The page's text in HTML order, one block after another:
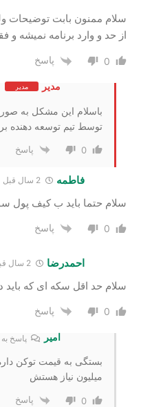
سلام ممنون بابت توضیحات
از حد و وارد برنامه نمیشه و
0 پاسخ
مدیر مدیر
باسلام این مشکل به
توسط تیم توسعه
0 پاسخ
فاطمه
سلام حتما باید ب کیف پول
0 پاسخ
احمدرضا
سلام حد اقل سکه ای که
0 پاسخ
امیر پاسخ به
بستگی به قیمت توکن
میلیون نیاز هستش
0 پاسخ